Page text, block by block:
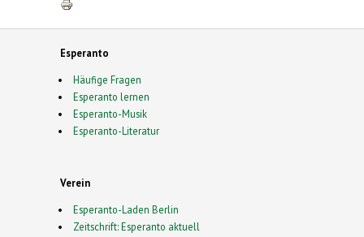
Esperanto
Häufige Fragen
Esperanto lernen
Esperanto-Musik
Esperanto-Literatur
Verein
Esperanto-Laden Berlin
Zeitschrift: Esperanto aktuell